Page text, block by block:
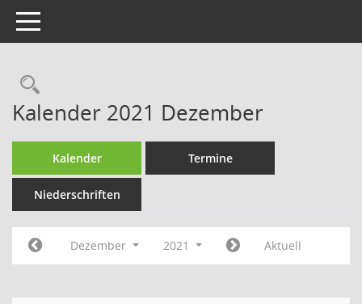
Toggle navigation
Rechercheauswahl
Kalender 2021 Dezember
Kalender Termine
Niederschriften
Dezember 2021 Aktuell